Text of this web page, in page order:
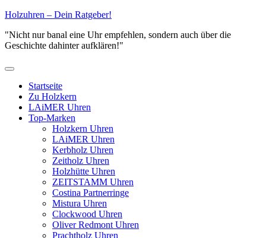
Zum
springen
Holzuhren – Dein Ratgeber!
"Nicht nur banal eine Uhr empfehlen, sondern auch über die
Geschichte dahinter aufklären!"
Primäres
Startseite
Zu Holzkern
LAiMER Uhren
Top-Marken
Holzkern Uhren
LAiMER Uhren
Kerbholz Uhren
Zeitholz Uhren
Holzhütte Uhren
ZEITSTAMM Uhren
Costina Partnerringe
Mistura Uhren
Clockwood Uhren
Oliver Redmont Uhren
Prachtholz Uhren